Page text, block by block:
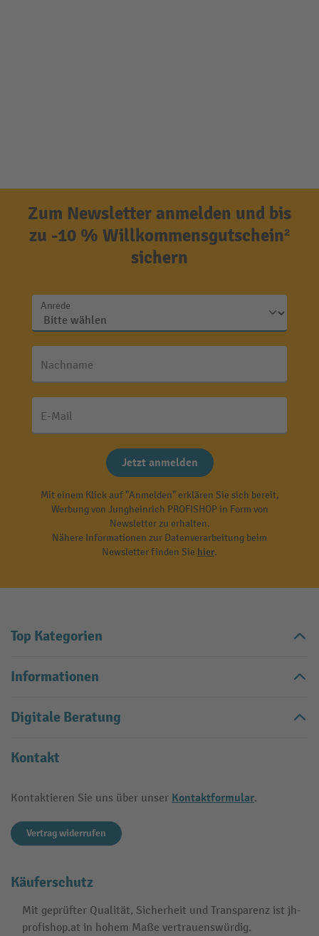
Zum Newsletter anmelden und bis
zu -10 % Willkommensgutschein²
sichern
Anrede
Nachname
E-Mail
Jetzt anmelden
Mit einem Klick auf "Anmelden" erklären Sie sich bereit,
Werbung von Jungheinrich PROFISHOP in Form von
Newsletter zu erhalten.
Nähere Informationen zur Datenverarbeitung beim
Newsletter finden Sie hier.
Top Kategorien
Informationen
Digitale Beratung
Kontakt
Kontaktieren Sie uns über unser Kontaktformular.
Vertrag widerrufen
Käuferschutz
Mit geprüfter Qualität, Sicherheit und Transparenz ist jh-
profishop.at in hohem Maße vertrauenswürdig.